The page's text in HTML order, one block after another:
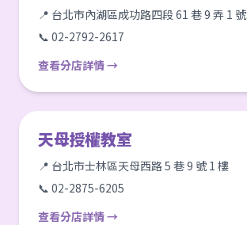
📍 台北市內湖區成功路四段 61 巷 9 弄 1 號
📞 02-2792-2617
查看分店詳情 →
天母授權教室
📍 台北市士林區天母西路 5 巷 9 號 1 樓
📞 02-2875-6205
查看分店詳情 →